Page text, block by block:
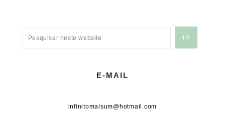
E-MAIL
infinitomaisum@hotmail.com